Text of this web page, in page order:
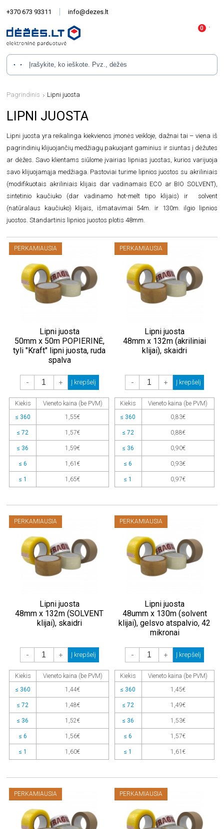
+370 673 93311 info@dezes.lt
Pagrindinis Lipni juosta
LIPNI JUOSTA
Lipni juosta yra reikalinga kiekvienos įmonės veikloje, dažnai tai – viena iš
pagrindinių klijuojančių medžiagų pakuojant gaminius ir siuntas į dėžutes
ar dėžes. Savo klientams siūlome įvairias lipnias juostas, kurios varijuoja
savo klijuojamąja medžiaga. Pastoviai turime lipnios juostos su akriliniais
(modifikuotais akriliniais klijais dar vadinamais ECO ar BIO SOLVENT),
sintetinio kaučiuko (dar vadinamo hot-melt tipo klijais) ir solvent
(natūralaus kaučiuko) klijais, išmatavimai 54m. ir 130m. ilgio lipnios
juostos. Standartinis lipnios juostos plotis 48mm.
PERKAMIAUSIA
Lipni juosta
50mm x 50m POPIERINĖ,
tyli "Kraft" lipni juosta, ruda
spalva
+ Į krepšelį
Kiekis
Vieneto kaina (be PVM)
≤ 360
1,55€
≤ 72 1,57€
≤ 36 1,59€
≤ 6 1,61€
≤ 1 1,65€
PERKAMIAUSIA
Lipni juosta
48mm x 132m (akriliniai
klijai), skaidri
+ Į krepšelį
Kiekis
Vieneto kaina (be PVM)
≤ 360
0,83€
≤ 72 0,88€
≤ 36 0,90€
≤ 6 0,93€
≤ 1 0,97€
PERKAMIAUSIA
Lipni juosta
48mm x 132m (SOLVENT
klijai), skaidri
+ Į krepšelį
Kiekis
Vieneto kaina (be PVM)
≤ 360
1,44€
≤ 72 1,48€
≤ 36 1,52€
≤ 6 1,56€
≤ 1 1,60€
PERKAMIAUSIA
Lipni juosta
48umm x 130m (solvent
klijai), gelsvo atspalvio, 42
mikronai
+ Į krepšelį
Kiekis
Vieneto kaina (be PVM)
≤ 360
1,45€
≤ 72 1,49€
≤ 36 1,53€
≤ 6 1,57€
≤ 1 1,61€
PERKAMIAUSIA PERKAMIAUSIA